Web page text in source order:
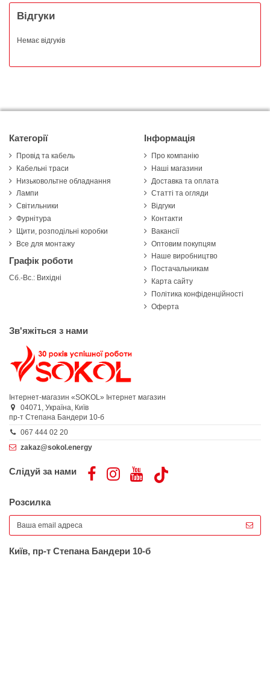
Відгуки
Немає відгуків
Категорії
Провід та кабель
Кабельні траси
Низьковольтне обладнання
Лампи
Світильники
Фурнітура
Щити, розподільні коробки
Все для монтажу
Графік роботи
Сб.-Вс.: Вихідні
Інформація
Про компанію
Наші магазини
Доставка та оплата
Статті та огляди
Відгуки
Контакти
Вакансії
Оптовим покупцям
Наше виробництво
Постачальникам
Карта сайту
Політика конфіденційності
Оферта
Зв'яжіться з нами
Інтернет-магазин «SOKOL» Інтернет магазин
04071, Україна, Київ
пр-т Степана Бандери 10-б
067 444 02 20
zakaz@sokol.energy
Слідуй за нами
Розсилка
Київ, пр-т Степана Бандери 10-б